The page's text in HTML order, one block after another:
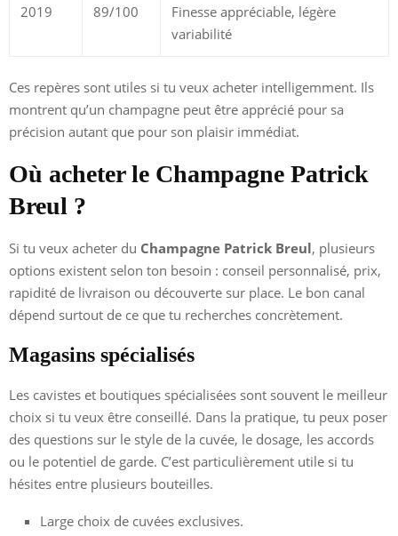
2019 89/100
Finesse appréciable, légère
variabilité
Ces repères sont utiles si tu veux acheter intelligemment. Ils
montrent qu’un champagne peut être apprécié pour sa
précision autant que pour son plaisir immédiat.
Où acheter le Champagne Patrick
Breul ?
Si tu veux acheter du Champagne Patrick Breul, plusieurs
options existent selon ton besoin : conseil personnalisé, prix,
rapidité de livraison ou découverte sur place. Le bon canal
dépend surtout de ce que tu recherches concrètement.
Magasins spécialisés
Les cavistes et boutiques spécialisées sont souvent le meilleur
choix si tu veux être conseillé. Dans la pratique, tu peux poser
des questions sur le style de la cuvée, le dosage, les accords
ou le potentiel de garde. C’est particulièrement utile si tu
hésites entre plusieurs bouteilles.
Large choix de cuvées exclusives.